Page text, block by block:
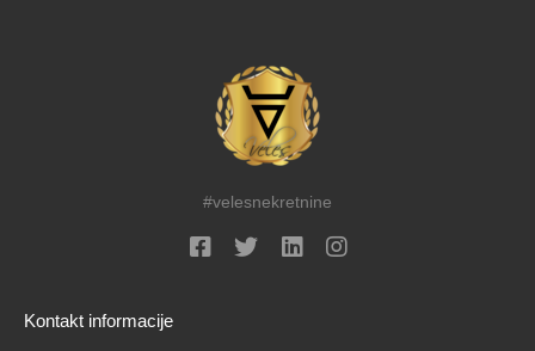
#velesnekretnine
Kontakt informacije